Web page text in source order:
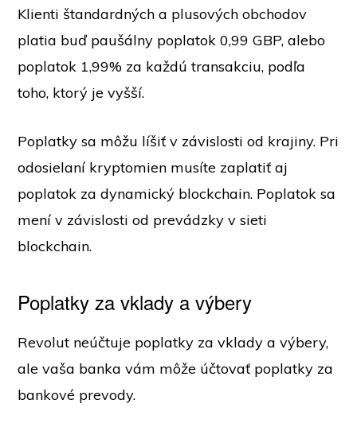
Klienti štandardných a plusových obchodov
platia buď paušálny poplatok 0,99 GBP, alebo
poplatok 1,99% za každú transakciu, podľa
toho, ktorý je vyšší.
Poplatky sa môžu líšiť v závislosti od krajiny. Pri
odosielaní kryptomien musíte zaplatiť aj
poplatok za dynamický blockchain. Poplatok sa
mení v závislosti od prevádzky v sieti
blockchain.
Poplatky za vklady a výbery
Revolut neúčtuje poplatky za vklady a výbery,
ale vaša banka vám môže účtovať poplatky za
bankové prevody.